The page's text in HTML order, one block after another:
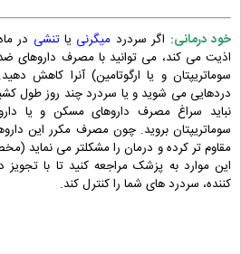
خود درمانی: اگر سردرد میگرنی یاتنشی در
اذیت می کند، می توانید با مصرف داروهای
سوماتریپتان و یا ارگوتامین) آنرا کاهش
دردهایی می شوید و یا سردرد چند روز طول
نباید سراغ مصرف داروهای مسکن و یا
سوماتریپتان بروید. چون مصرف مکرر این
مقاوم تر کرده و درمان را مشکلتر می نماید
این موارد به پزشک مراجعه کنید تا با
کننده، سردرد های شما را کنترل کند.